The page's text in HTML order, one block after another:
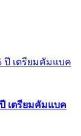
ปี เตรียมคัมแบค